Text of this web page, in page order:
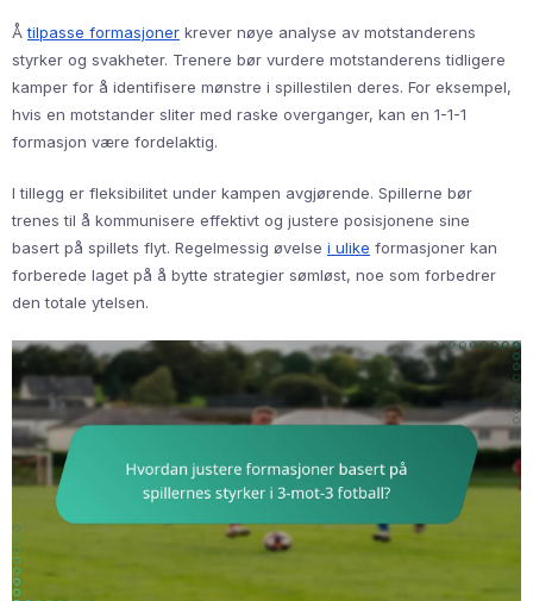
Åtilpasse formasjoner krever nøye analyse av motstanderens
styrker og svakheter. Trenere bør vurdere motstanderens tidligere
kamper for å identifisere mønstre i spillestilen deres. For eksempel,
hvis en motstander sliter med raske overganger, kan en 1-1-1
formasjon være fordelaktig.
I tillegg er fleksibilitet under kampen avgjørende. Spillerne bør
trenes til å kommunisere effektivt og justere posisjonene sine
basert på spillets flyt. Regelmessig øvelse i ulike formasjoner kan
forberede laget på å bytte strategier sømløst, noe som forbedrer
den totale ytelsen.